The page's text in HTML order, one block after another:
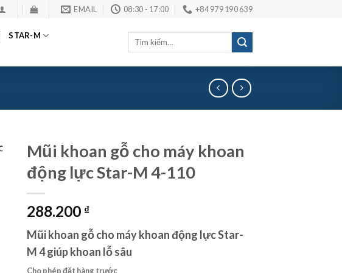
EMAIL 08:30 - 17:00 +84 979 190 639
STAR-M
Tìm
Mũi khoan gỗ cho máy khoan
động lực Star-M 4-110
288.200 ₫
Mũi khoan gỗ cho máy khoan động lực Star-
M 4 giúp khoan lỗ sâu
Cho phép đặt hàng trước